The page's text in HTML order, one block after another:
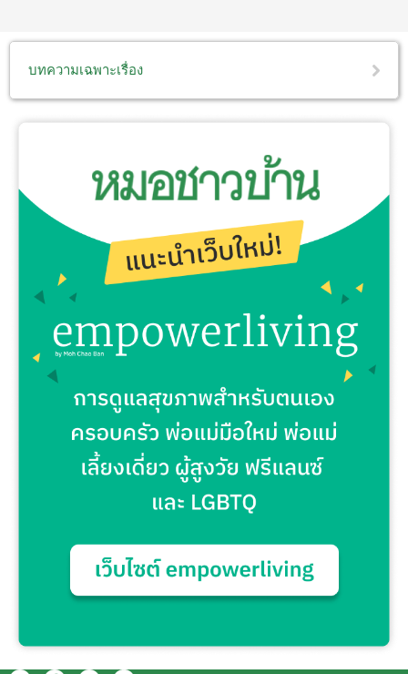
บทความเฉพาะเรื่อง